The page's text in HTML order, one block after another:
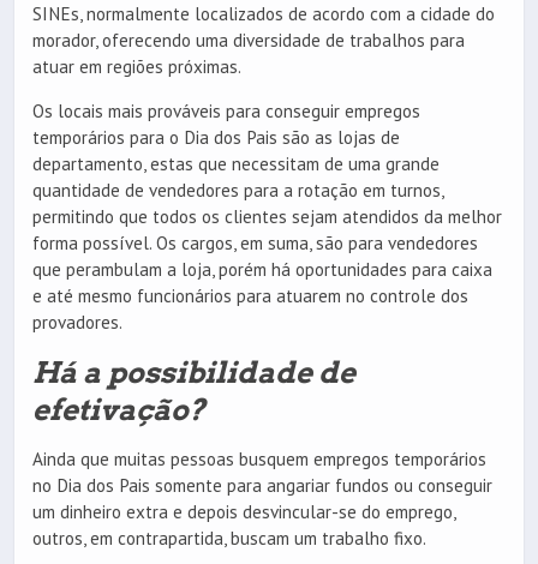
SINEs, normalmente localizados de acordo com a cidade do
morador, oferecendo uma diversidade de trabalhos para
atuar em regiões próximas.
Os locais mais prováveis para conseguir empregos
temporários para o Dia dos Pais são as lojas de
departamento, estas que necessitam de uma grande
quantidade de vendedores para a rotação em turnos,
permitindo que todos os clientes sejam atendidos da melhor
forma possível. Os cargos, em suma, são para vendedores
que perambulam a loja, porém há oportunidades para caixa
e até mesmo funcionários para atuarem no controle dos
provadores.
Há a possibilidade de
efetivação?
Ainda que muitas pessoas busquem empregos temporários
no Dia dos Pais somente para angariar fundos ou conseguir
um dinheiro extra e depois desvincular-se do emprego,
outros, em contrapartida, buscam um trabalho fixo.